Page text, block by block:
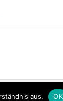
Datenschutz
aus. OK